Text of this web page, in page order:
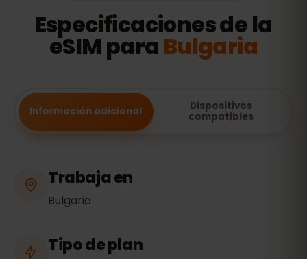
Especificaciones de la
eSIM para Bulgaria
Información adicional
Dispositivos
compatibles
Trabaja en
Bulgaria
Tipo de plan